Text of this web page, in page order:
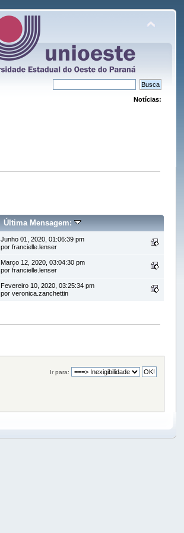
Notícias:
Última Mensagem:
Junho 01, 2020, 01:06:39 pm
por francielle.lenser
Março 12, 2020, 03:04:30 pm
por francielle.lenser
Fevereiro 10, 2020, 03:25:34 pm
por veronica.zanchettin
Ir para: